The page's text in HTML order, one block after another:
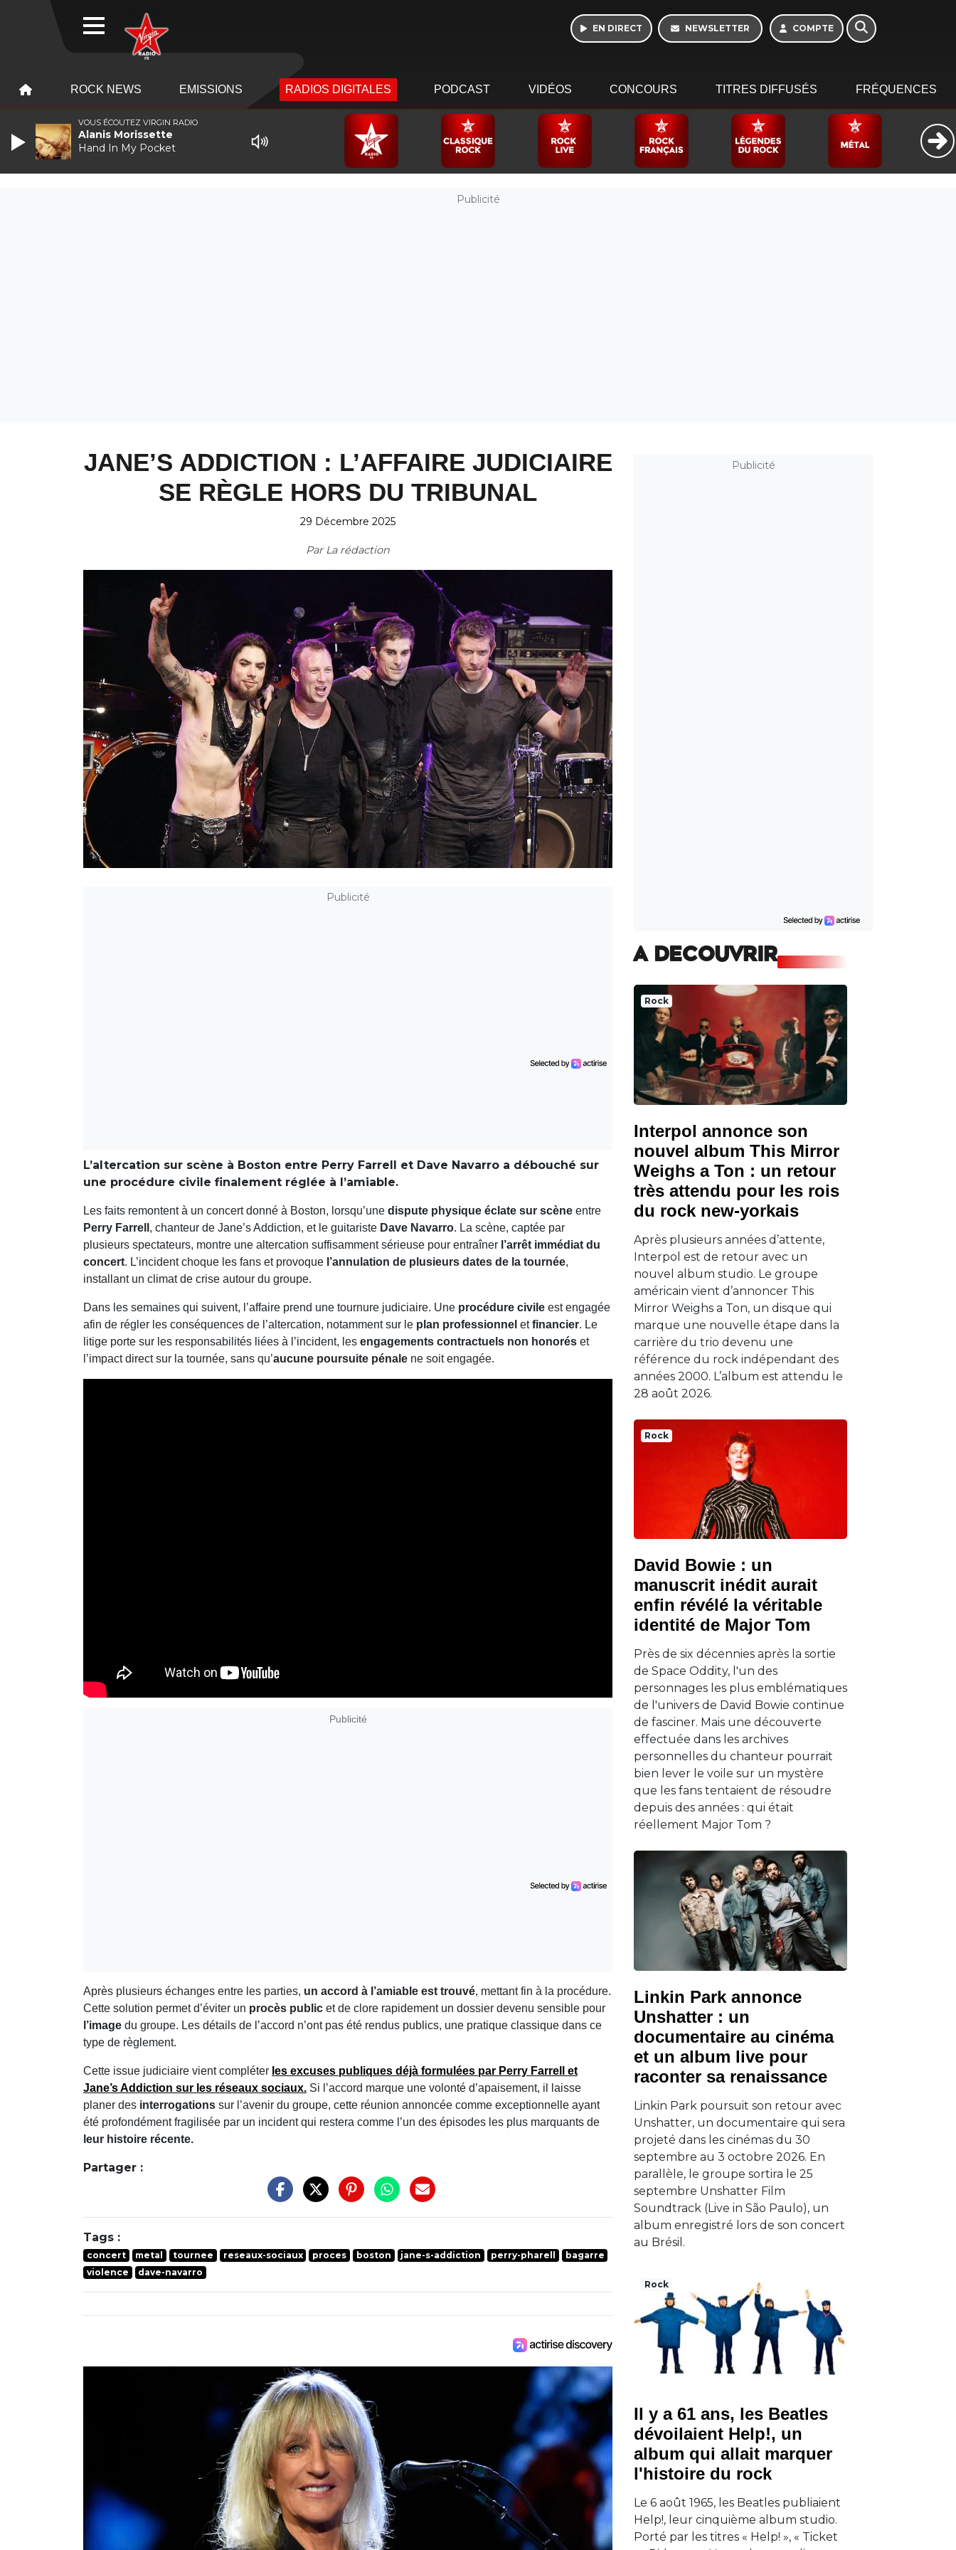
EN DIRECT NEWSLETTER COMPTE
ROCK NEWS EMISSIONS RADIOS DIGITALES PODCAST VIDÉOS CONCOURS TITRES DIFFUSÉS FRÉQUENCES
Publicité
JANE’S ADDICTION : L’AFFAIRE JUDICIAIRE
SE RÈGLE HORS DU TRIBUNAL
29 Décembre 2025
Par La rédaction
Publicité
L’altercation sur scène à Boston entre Perry Farrell et Dave Navarro a débouché sur
une procédure civile finalement réglée à l’amiable.
Les faits remontent à un concert donné à Boston, lorsqu’une dispute physique éclate sur scène entre
Perry Farrell , chanteur de Jane’s Addiction, et le guitariste Dave Navarro. La scène, captée par
plusieurs spectateurs, montre une altercation suffisamment sérieuse pour entraîner l’arrêt immédiat du
concert. L’incident choque les fans et provoque l’annulation de plusieurs dates de la tournée,
installant un climat de crise autour du groupe.
Dans les semaines qui suivent, l’affaire prend une tournure judiciaire. Une procédure civile est engagée
afin de régler les conséquences de l’altercation, notamment sur le plan professionnel etfinancier. Le
litige porte sur les responsabilités liées à l’incident, les engagements contractuels non honorés et
l’impact direct sur la tournée, sans qu’aucune poursuite pénale ne soit engagée.
Publicité
Après plusieurs échanges entre les parties, un accord à l’amiable est trouvé, mettant fin à la procédure.
Cette solution permet d’éviter un procès public et de clore rapidement un dossier devenu sensible pour
l’image du groupe. Les détails de l’accord n’ont pas été rendus publics, une pratique classique dans ce
type de règlement.
Cette issue judiciaire vient compléter les excuses publiques déjà formulées par Perry Farrell et
Jane’s Addiction sur les réseaux sociaux. Si l’accord marque une volonté d’apaisement, il laisse
planer des interrogations sur l’avenir du groupe, cette réunion annoncée comme exceptionnelle ayant
été profondément fragilisée par un incident qui restera comme l’un des épisodes les plus marquants de
leur histoire récente.
Partager :
Tags :
concert metal tournee reseaux-sociaux proces boston jane-s-addiction perry-pharell
bagarre
violence
dave-navarro
Publicité
A DECOUVRIR
Rock
Interpol annonce son
nouvel album This Mirror
Weighs a Ton : un retour
très attendu pour les rois
du rock new-yorkais
Après plusieurs années d’attente,
Interpol est de retour avec un
nouvel album studio. Le groupe
américain vient d’annoncer This
Mirror Weighs a Ton, un disque qui
marque une nouvelle étape dans la
carrière du trio devenu une
référence du rock indépendant des
années 2000. L’album est attendu le
28 août 2026.
Rock
David Bowie : un
manuscrit inédit aurait
enfin révélé la véritable
identité de Major Tom
Près de six décennies après la sortie
de Space Oddity, l'un des
personnages les plus emblématiques
de l'univers de David Bowie continue
de fasciner. Mais une découverte
effectuée dans les archives
personnelles du chanteur pourrait
bien lever le voile sur un mystère
que les fans tentaient de résoudre
depuis des années : qui était
réellement Major Tom ?
Linkin Park annonce
Unshatter : un
documentaire au cinéma
et un album live pour
raconter sa renaissance
Linkin Park poursuit son retour avec
Unshatter, un documentaire qui sera
projeté dans les cinémas du 30
septembre au 3 octobre 2026. En
parallèle, le groupe sortira le 25
septembre Unshatter Film
Soundtrack (Live in São Paulo), un
album enregistré lors de son concert
au Brésil.
Rock
Il y a 61 ans, les Beatles
dévoilaient Help!, un
album qui allait marquer
l'histoire du rock
Le 6 août 1965, les Beatles publiaient
Help!, leur cinquième album studio.
Porté par les titres « Help! », « Ticket
VOUS ÉCOUTEZ VIRGIN RADIO
Alanis Morissette
Hand In My Pocket
WEBRADIO